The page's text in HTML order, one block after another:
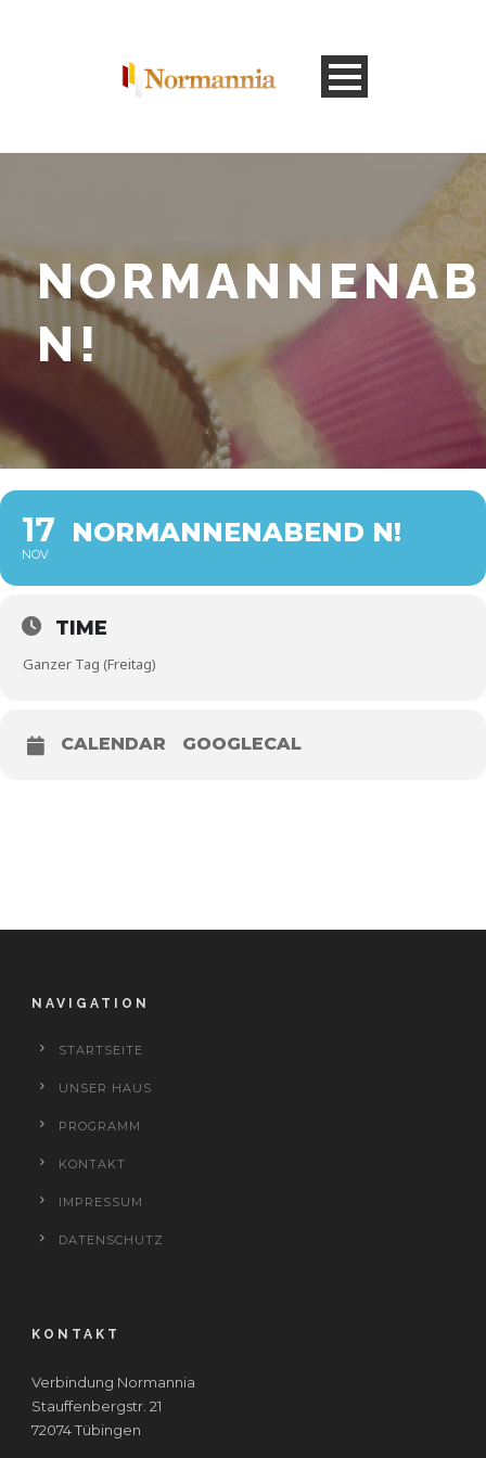
N!
17
NOV
NORMANNENABEND N!
TIME
Ganzer Tag (Freitag)
CALENDAR GOOGLECAL
NAVIGATION
STARTSEITE
UNSER HAUS
PROGRAMM
KONTAKT
IMPRESSUM
DATENSCHUTZ
KONTAKT
Verbindung Normannia
Stauffenbergstr. 21
72074 Tübingen